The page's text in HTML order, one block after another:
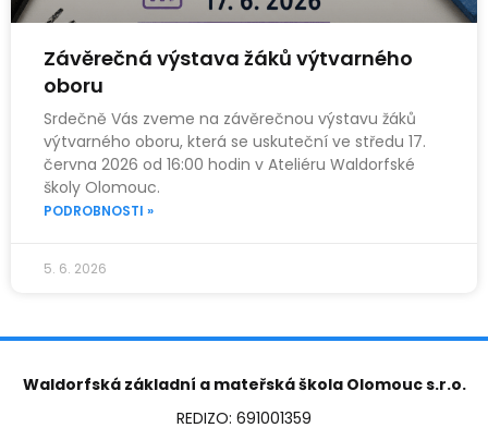
Závěrečná výstava žáků výtvarného
oboru
Srdečně Vás zveme na závěrečnou výstavu žáků
výtvarného oboru, která se uskuteční ve středu 17.
června 2026 od 16:00 hodin v Ateliéru Waldorfské
školy Olomouc.
PODROBNOSTI »
5. 6. 2026
Waldorfská základní a mateřská škola Olomouc s.r.o.
REDIZO: 691001359